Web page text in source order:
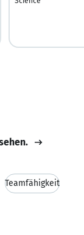
Teamfähigkeit